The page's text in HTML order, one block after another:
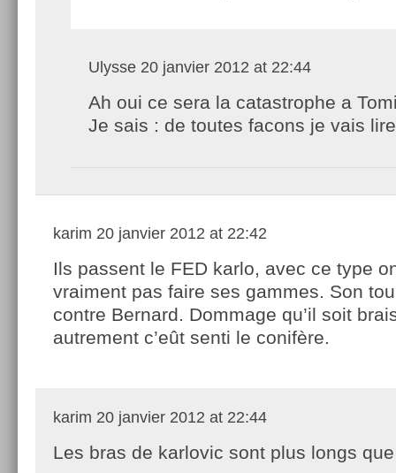
Ulysse 20 janvier 2012 at 22:44
Ah oui ce sera la catastrophe a
Je sais : de toutes facons je vais
karim 20 janvier 2012 at 22:42
Ils passent le FED karlo, avec ce type
vraiment pas faire ses gammes. Son
contre Bernard. Dommage qu’il soit
autrement c’eût senti le conifère.
karim 20 janvier 2012 at 22:44
Les bras de karlovic sont plus longs